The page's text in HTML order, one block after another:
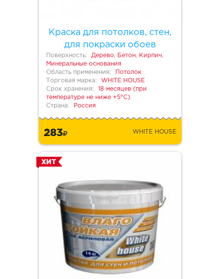
Краска для потолков, стен,
для покраски обоев
Поверхность:
Дерево, Бетон, Кирпич,
Минеральные основания
Область применения:
Потолок
Торговая марка:
WHITE HOUSE
Срок хранения:
18 месяцев (при
температуре не ниже +5°С)
Страна:
Россия
283 WHITE HOUSE
ХИТ